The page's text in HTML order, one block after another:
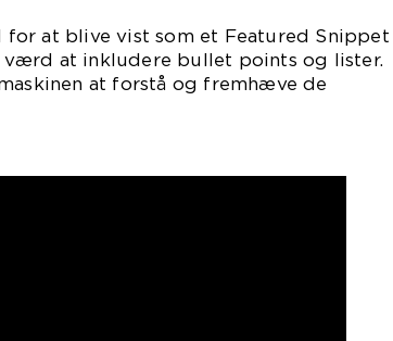
for at blive vist som et Featured Snippet
værd at inkludere bullet points og lister.
at forstå og fremhæve de